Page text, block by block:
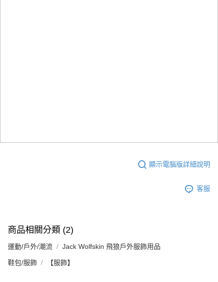
顯示電腦版詳細說明
客服
商品相關分類 (2)
運動/戶外/潮流 Jack Wolfskin 飛狼戶外服飾用品
鞋包/服飾 【服飾】